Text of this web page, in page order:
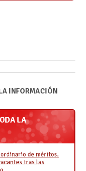
INFORMACIÓN
LA
de méritos.
tras las